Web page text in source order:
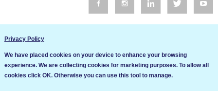
Общи условия
Privacy Policy
We have placed cookies on your device to enhance your browsing
experience. We are collecting cookies for marketing purposes. To allow all
cookies click OK. Otherwise you can use this tool to manage.
Ние използваме бисквитки за да подобрим услугите си. Ако
продължите да посещавате този сайт, ние приемаме, че се